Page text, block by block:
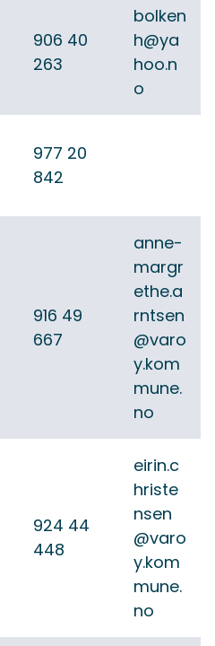
906 40
263
bolken
h@ya
hoo.n
o
977 20
842
916 49
667
anne-
margr
ethe.a
rntsen
@varo
y.kom
mune.
no
924 44
448
eirin.c
hriste
nsen
@varo
y.kom
mune.
no